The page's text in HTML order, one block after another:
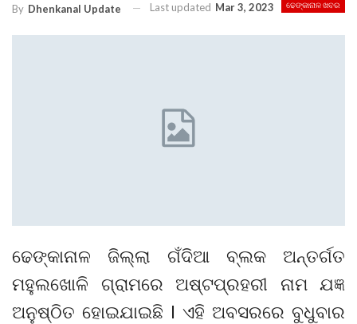
ଢେଙ୍କାନାଳ ଖବର
By Dhenkanal Update Last updated Mar 3, 2023
ଢେଙ୍କାନାଳ ଜିଲ୍ଲା ଗଁଦିଆ ବ୍ଲକ ଅନ୍ତର୍ଗତ
ମହୁଲଖୋଳି ଗ୍ରାମରେ ଅଷ୍ଟପ୍ରହରୀ ନାମ ଯଜ୍ଞ
ଅନୁଷ୍ଠିତ ହୋଇଯାଇଛି l ଏହି ଅବସରରେ ବୁଧୁବାର